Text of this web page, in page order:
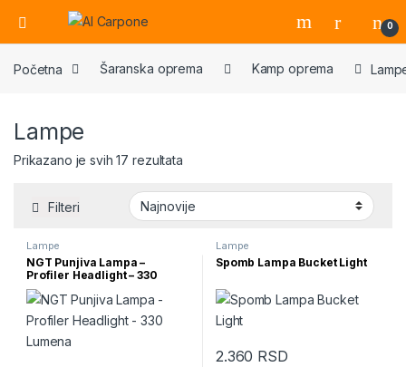
Open 0
Početna Šaranska oprema Kamp oprema
Lampe
Prikazano je svih 17 rezultataSortirano po najnovijem
Filteri
Lampe
NGT Punjiva Lampa –
Profiler Headlight – 330
Lumena
Lampe
Spomb Lampa Bucket Light
2.360 RSD